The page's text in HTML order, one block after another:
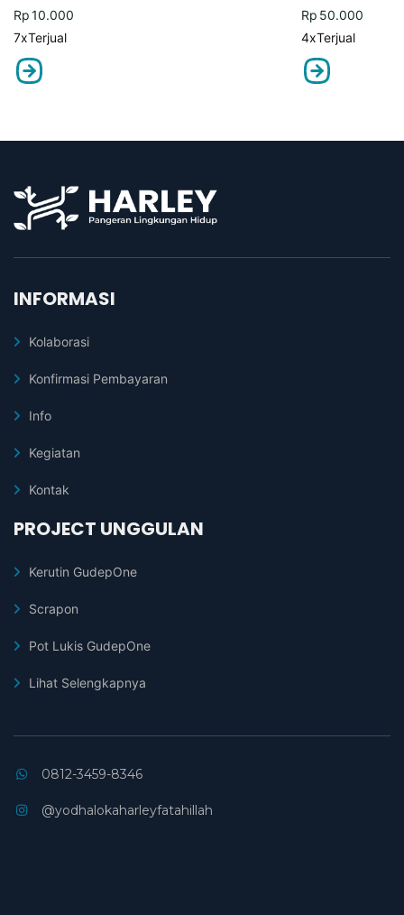
Rp10.000
7xTerjual
Rp 50.000
4xTerjual
INFORMASI
Kolaborasi
Konfirmasi Pembayaran
Info
Kegiatan
Kontak
PROJECT UNGGULAN
Kerutin GudepOne
Scrapon
Pot Lukis GudepOne
Lihat Selengkapnya
0812-3459-8346
@yodhalokaharleyfatahillah